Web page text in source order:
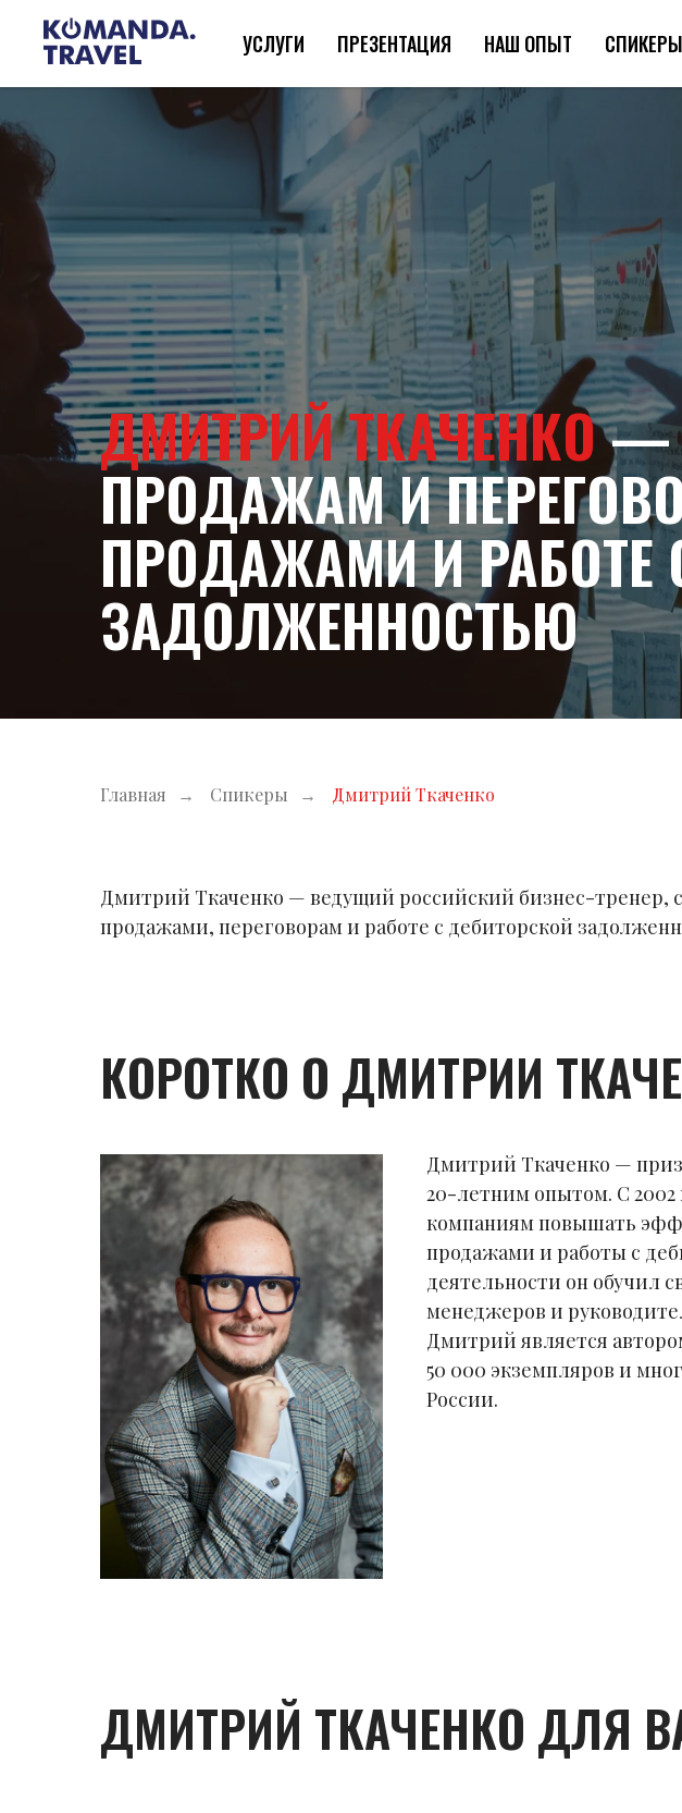
УСЛУГИ ПРЕЗЕНТАЦИЯ НАШ ОПЫТ СПИКЕРЫ
ДМИТРИЙ ТКАЧЕНКО—
ПРОДАЖАМ И
ПРОДАЖАМИ И РАБОТЕ
ЗАДОЛЖЕННОСТЬЮ
Главная → Спикеры → Дмитрий Ткаченко
Дмитрий Ткаченко — ведущий российский бизнес-
продажами, переговорам и работе с дебиторской
КОРОТКО О ДМИТРИИ
Дмитрий Ткаченко —
20-летним опытом. С 2002
компаниям повышать
продажами и работы с
деятельности он обучил
менеджеров и
Дмитрий является
50 000 экземпляров и
России.
ДМИТРИЙ ТКАЧЕНКО ДЛЯ